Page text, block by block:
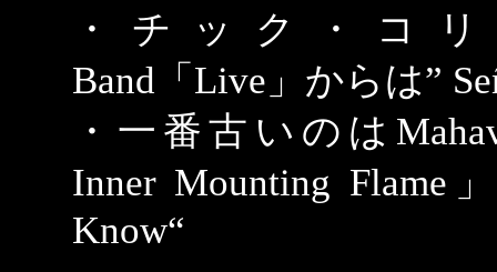
・チック・コリ
Band「Live」からは”
・一番古いのは
Inner Mounting Flame
Know“